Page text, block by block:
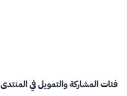
فئات المشاركة والتمويل في المنتدى